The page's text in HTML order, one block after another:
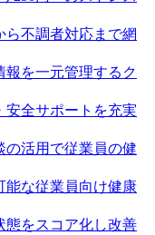
ら不調者対応まで網
報を一元管理するク
安全サポートを充実
の活用で従業員の健
能な従業員向け健康
態をスコア化し改善